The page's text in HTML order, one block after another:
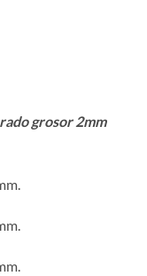
grosor 2mm